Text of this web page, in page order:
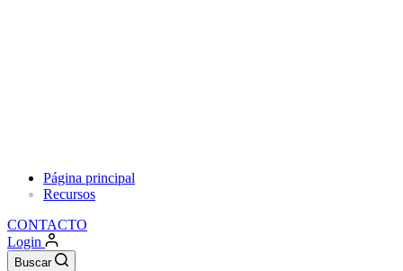
Página principal
Recursos
CONTACTO
Login
Buscar